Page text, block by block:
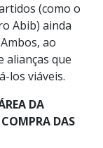
(como o
Abib) ainda
ao
alianças que
los viáveis.
DA
DAS